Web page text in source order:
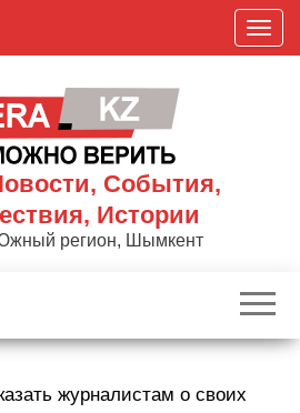
П
о
к
р
События,
Истории
регион, Шымкент
журналистам о своих